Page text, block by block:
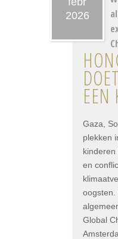
2026
EEN
Gaza,
plekken
kinderen
en
oogsten.
Global